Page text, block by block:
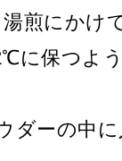
煎にかけ
に保つよ
ダーの中